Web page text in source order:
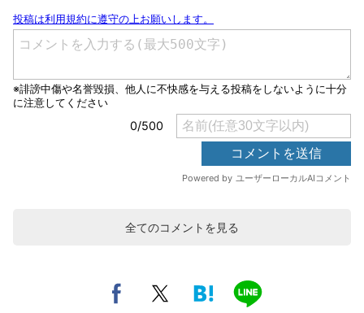
全てのコメントを見る